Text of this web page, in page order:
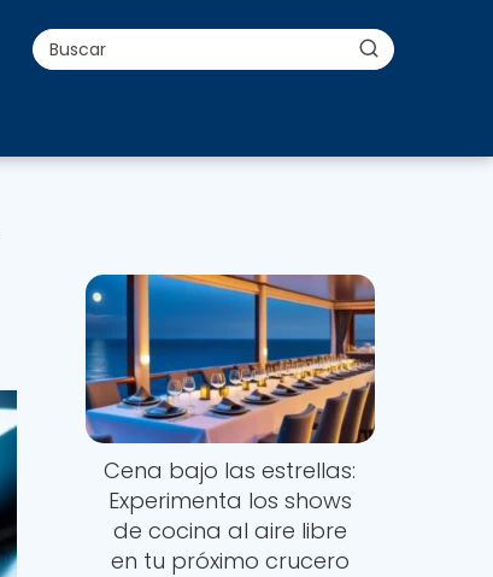
Cena bajo las estrellas:
Experimenta los shows
de cocina al aire libre
en tu próximo crucero